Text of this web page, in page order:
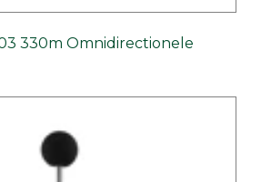
330m Omnidirectionele